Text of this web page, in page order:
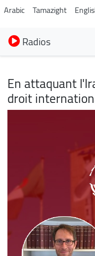
Arabic Tamazight
Radios
En attaquant
droit